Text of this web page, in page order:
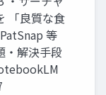
「良質な食
等
・解決手段